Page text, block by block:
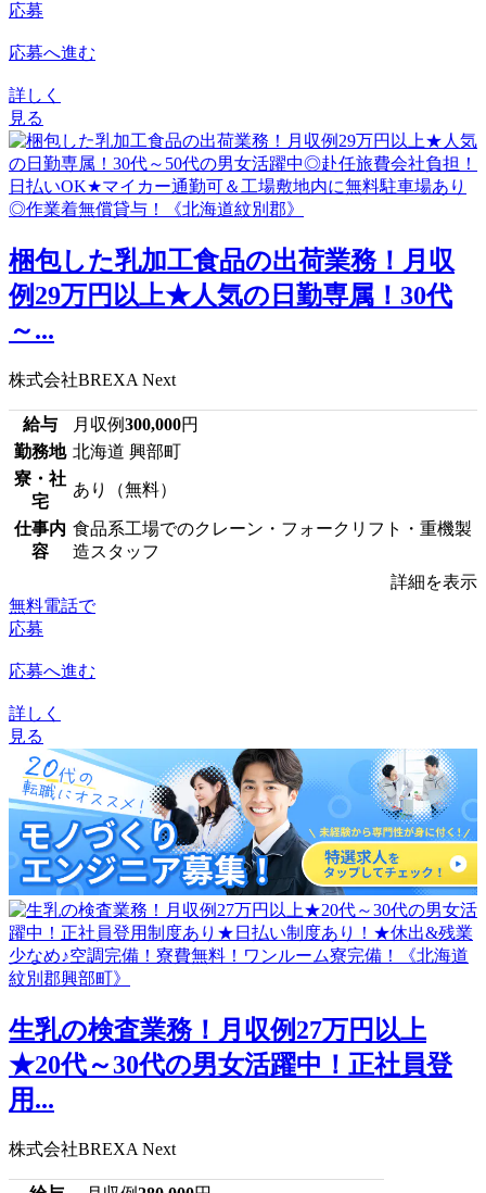
応募
応募へ進む
詳しく
見る
梱包した乳加工食品の出荷業務！月収
例29万円以上★人気の日勤専属！30代
～...
株式会社BREXA Next
給与 月収例300,000円
勤務地 北海道 興部町
寮・社
宅
あり（無料）
仕事内
容
食品系工場でのクレーン・フォークリフト・重機製
造スタッフ
詳細を表示
無料電話で
応募
応募へ進む
詳しく
見る
生乳の検査業務！月収例27万円以上
★20代～30代の男女活躍中！正社員登
用...
株式会社BREXA Next